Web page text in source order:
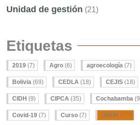
Unidad de gestión (21)
Etiquetas
2019 (7) Agro (6) agroecología (7)
Bolivia (69) CEDLA (18) CEJIS (18)
CIDH (9) CIPCA (35) Cochabamba
Covid-19 (7) Curso (7) DDHH (27)